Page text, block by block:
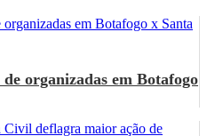
organizadas em Botafogo